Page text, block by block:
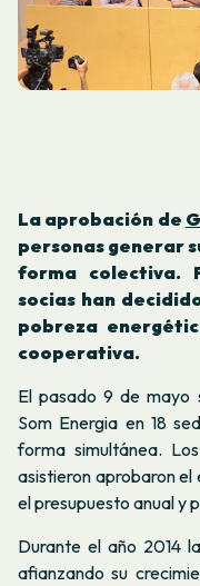
La aprobación de
personas generar
forma colectiva.
socias han
pobreza
cooperativa.
El pasado 9 de mayo
Som Energia en 18
forma simultánea.
asistieron aprobaron el
el presupuesto anual y
Durante el año 2014
afianzando su